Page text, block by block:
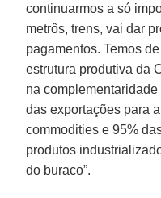
continuarmos a só
metrôs, trens, vai dar
pagamentos. Temos
estrutura produtiva da
na
das exportações para
commodities e 95%
produtos
do buraco”.